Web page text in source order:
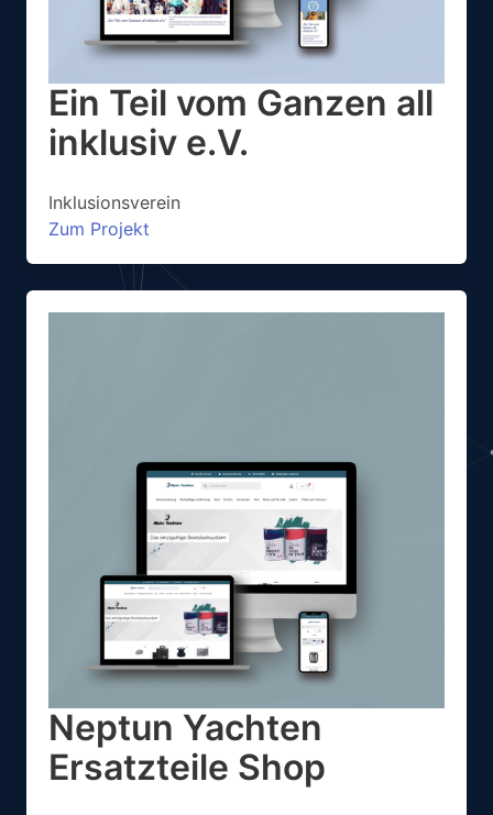
Ein Teil vom Ganzen all
inklusiv e.V.
Inklusionsverein
Zum Projekt
Neptun Yachten
Ersatzteile Shop